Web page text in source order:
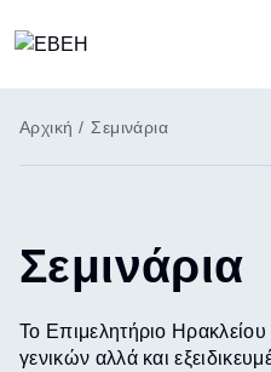
προς
το
κυρίως
περιεχόμενο
Breadcrumb
Αρχική / Σεμινάρια
Σεμινάρια
Το Επιμελητήριο
γενικών αλλά και